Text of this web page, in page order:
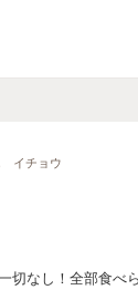
イチョウ
切なし！全部食べ